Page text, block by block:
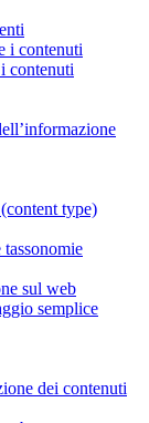
i contenuti
contenuti
type)
sul web
semplice
dei contenuti